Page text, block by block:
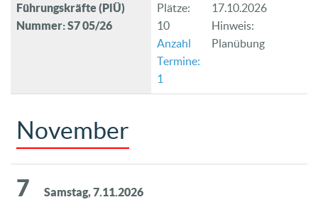
Führungskräfte (PlÜ)
Nummer: S7 05/26
Plätze:
10
Anzahl
Termine:
1
17.10.2026
Hinweis:
Planübung
November
7 Samstag, 7.11.2026